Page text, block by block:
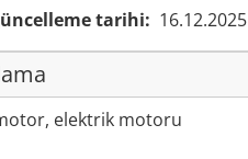
tarihi: 16.12.2025
elektrik motoru